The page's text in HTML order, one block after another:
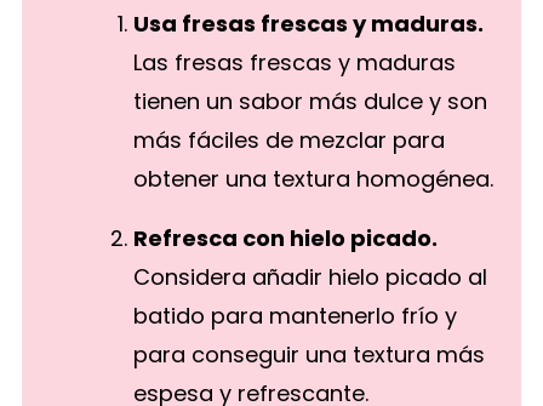
Usa fresas frescas y maduras.
Las fresas frescas y maduras
tienen un sabor más dulce y son
más fáciles de mezclar para
obtener una textura homogénea.
Refresca con hielo picado.
Considera añadir hielo picado al
batido para mantenerlo frío y
para conseguir una textura más
espesa y refrescante.